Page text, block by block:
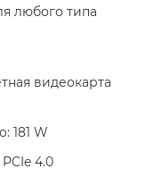
любого типа
видеокарта
181 W
4.0